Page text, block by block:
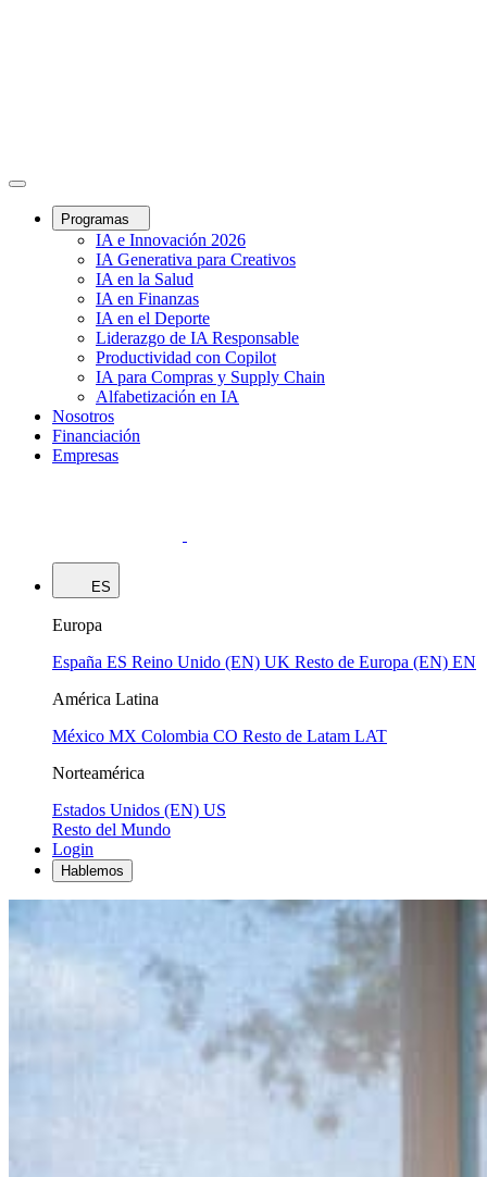
Programas
IA e Innovación 2026
IA Generativa para Creativos
IA en la Salud
IA en Finanzas
IA en el Deporte
Liderazgo de IA Responsable
Productividad con Copilot
IA para Compras y Supply Chain
Alfabetización en IA
Nosotros
Financiación
Empresas
ES
Europa
España ES Reino Unido (EN) UK Resto de Europa (EN) EN
América Latina
México MX Colombia CO Resto de Latam LAT
Norteamérica
Estados Unidos (EN) US
Resto del Mundo
Login
Hablemos